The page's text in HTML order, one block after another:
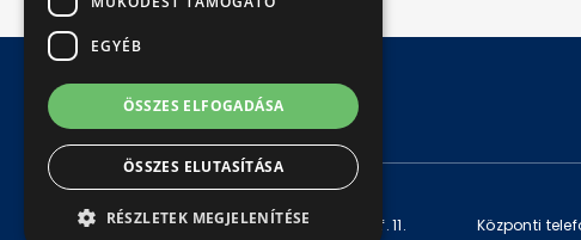
KAPCSOLAT
Levelezési cím: 1980 Budapest, Pf. 11.
Központi
EGYÉB
ÖSSZES ELFOGADÁSA
ÖSSZES ELUTASÍTÁSA
RÉSZLETEK MEGJELENÍTÉSE